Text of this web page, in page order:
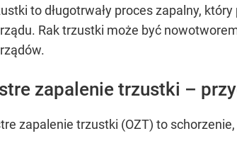
to długotrwały proces zapalny,
Rak trzustki może być
zapalenie trzustki –
zapalenie trzustki (OZT) to